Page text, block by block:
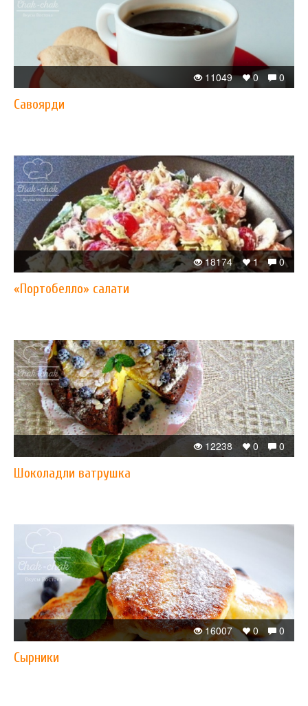
0
0
11049
Савоярди
0
1
18174
«Портобелло» салати
0
0
12238
Шоколадли ватрушка
0
0
16007
Сырники